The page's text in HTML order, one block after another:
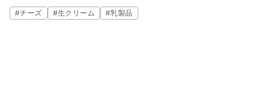
計量も簡単なので、お子様と一緒に調理して頂けます♪
パーティやおやつにとてもオススメですので、是非チャレンジしてみ
#チーズ #生クリーム #乳製品